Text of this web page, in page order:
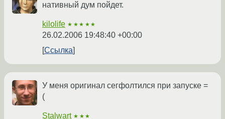
нативный дум пойдет.
kilolife ★★★★★
26.02.2006 19:48:40 +00:00
Ссылка
У меня оригинал сегфолтился при запуске =
(
Stalwart ★★★